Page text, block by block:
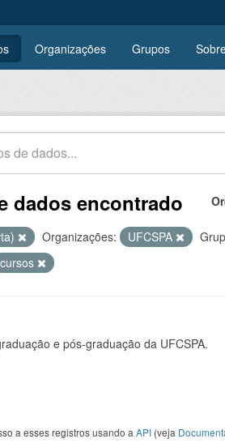
Organizações Grupos
dados encontrado
Organizações: UFCSPA
cursos
e pós-graduação da UFCSPA.
a esses registros usando a API (veja